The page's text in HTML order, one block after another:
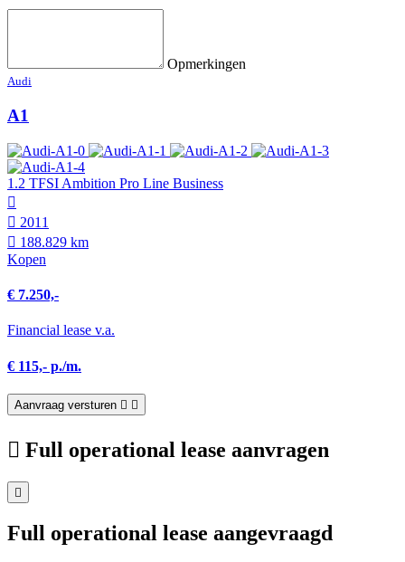
Opmerkingen
Audi
A1
1.2 TFSI Ambition Pro Line Business
2011
188.829 km
Kopen
€ 7.250,-
Financial lease v.a.
€ 115,- p./m.
Aanvraag versturen
Full operational lease aanvragen
Full operational lease aangevraagd